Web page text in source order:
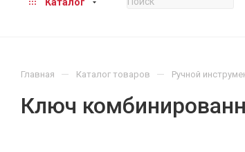
Главная — Каталог товаров — Ручной
Ключ